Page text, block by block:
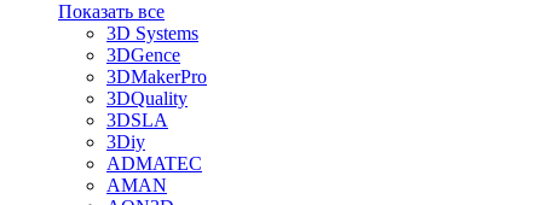
Показать все
3D Systems
3DGence
3DMakerPro
3DQuality
3DSLA
3Diy
ADMATEC
AMAN